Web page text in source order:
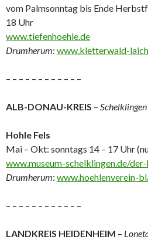
vom Palmsonntag bis Ende
18 Uhr
www.tiefenhoehle.de
Drumherum: www.kletterwald-
– – – – – – – – – – – –
ALB-DONAU-KREIS – Schelklingen
Hohle Fels
Mai – Okt: sonntags 14 – 17 Uhr
www.museum-schelklingen.de/
Drumherum: www.hoehlenverein-
– – – – – – – – – – – –
LANDKREIS HEIDENHEIM –